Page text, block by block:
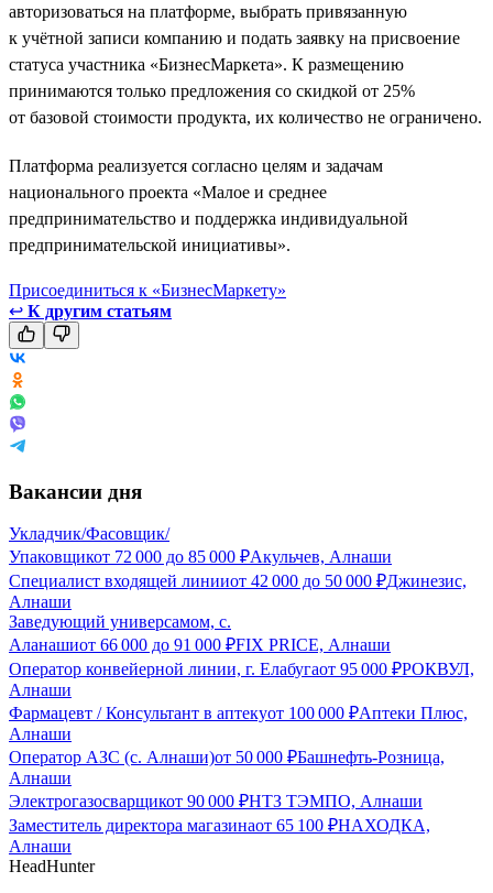
авторизоваться на платформе, выбрать привязанную
к учётной записи компанию и подать заявку на присвоение
статуса участника «БизнесМаркета». К размещению
принимаются только предложения со скидкой от 25%
от базовой стоимости продукта, их количество не ограничено.
Платформа реализуется согласно целям и задачам
национального проекта «Малое и среднее
предпринимательство и поддержка индивидуальной
предпринимательской инициативы».
Присоединиться к «БизнесМаркету»
↩ К другим статьям
Вакансии дня
Укладчик/Фасовщик/
Упаковщикот 72 000 до 85 000 ₽Акульчев, Алнаши
Специалист входящей линииот 42 000 до 50 000 ₽Джинезис,
Алнаши
Заведующий универсамом, с.
Аланашиот 66 000 до 91 000 ₽FIX PRICE, Алнаши
Оператор конвейерной линии, г. Елабугаот 95 000 ₽РОКВУЛ,
Алнаши
Фармацевт / Консультант в аптекуот 100 000 ₽Аптеки Плюс,
Алнаши
Оператор АЗС (с. Алнаши)от 50 000 ₽Башнефть-Розница,
Алнаши
Электрогазосварщикот 90 000 ₽НТЗ ТЭМПО, Алнаши
Заместитель директора магазинаот 65 100 ₽НАХОДКА,
Алнаши
HeadHunter